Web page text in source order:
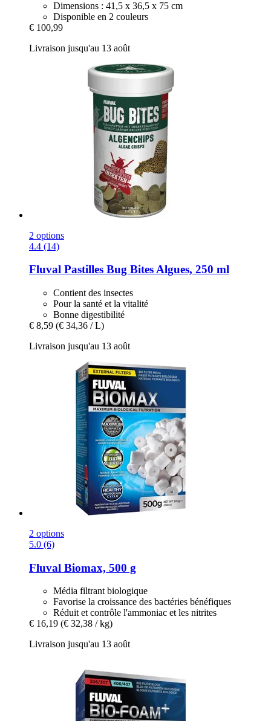
Dimensions : 41,5 x 36,5 x 75 cm
Disponible en 2 couleurs
€ 100,99
Livraison jusqu'au 13 août
2 options
4.4 (14)
Fluval Pastilles Bug Bites Algues, 250 ml
Contient des insectes
Pour la santé et la vitalité
Bonne digestibilité
€ 8,59 (€ 34,36 / L)
Livraison jusqu'au 13 août
2 options
5.0 (6)
Fluval Biomax, 500 g
Média filtrant biologique
Favorise la croissance des bactéries bénéfiques
Réduit et contrôle l'ammoniac et les nitrites
€ 16,19 (€ 32,38 / kg)
Livraison jusqu'au 13 août